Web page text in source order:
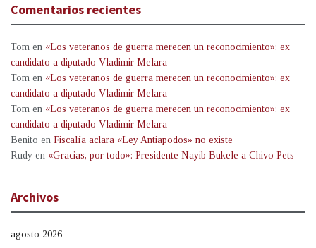
Comentarios recientes
Tom en «Los veteranos de guerra merecen un reconocimiento»: ex
candidato a diputado Vladimir Melara
Tom en «Los veteranos de guerra merecen un reconocimiento»: ex
candidato a diputado Vladimir Melara
Tom en «Los veteranos de guerra merecen un reconocimiento»: ex
candidato a diputado Vladimir Melara
Benito en Fiscalía aclara «Ley Antiapodos» no existe
Rudy en «Gracias, por todo»: Presidente Nayib Bukele a Chivo Pets
Archivos
agosto 2026